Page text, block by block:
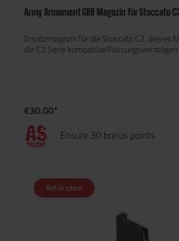
Army Armament GBB Magazin für Staccato
Ersatzmagazin für die Staccato C2, dieses
die C2 Serie
€30.00*
Ensure 30 bonus points
Not in stock